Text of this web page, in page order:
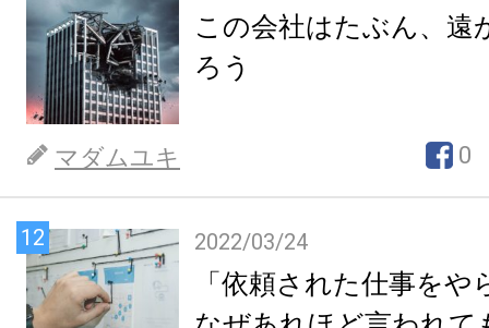
この会社はたぶん、遠
ろう
マダムユキ 0
12 2022/03/24
「依頼された仕事を